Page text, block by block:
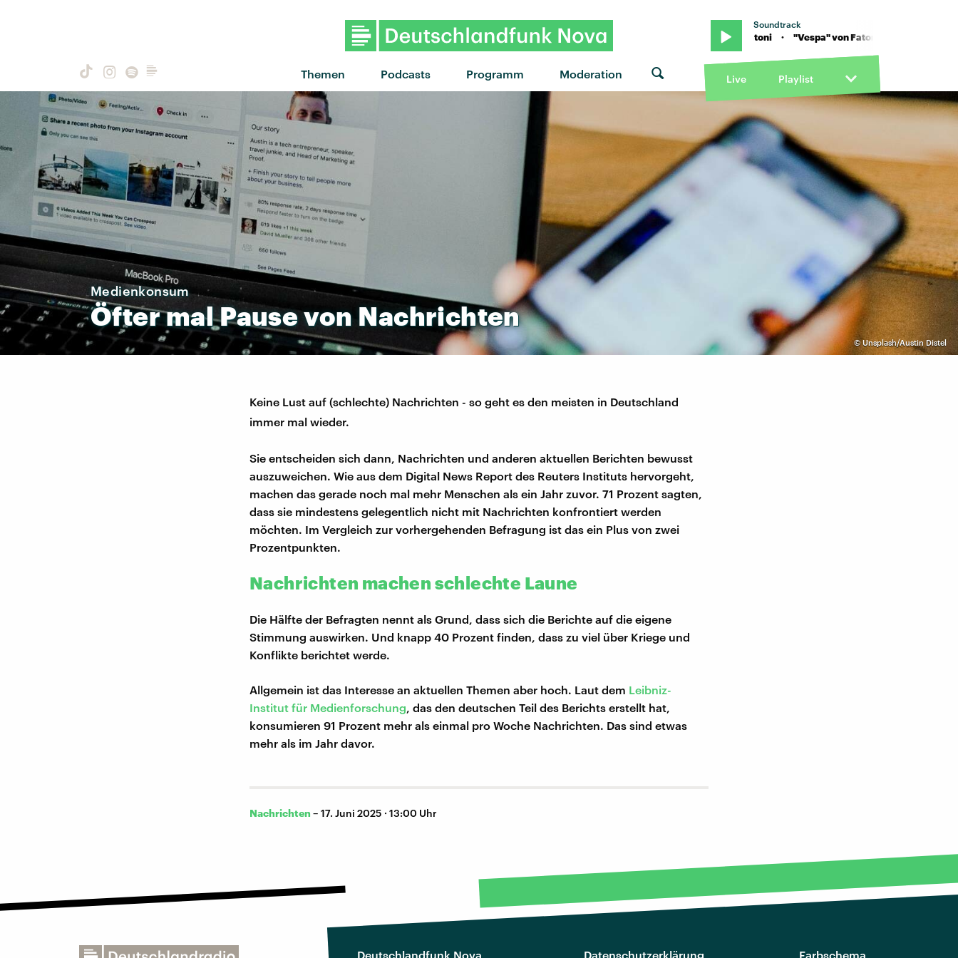
Themen Podcasts Programm Moderation
Soundtrack
"Vespa" von Fatoni · "Vespa" von Fatoni · "Vespa" von Fatoni
Live Playlist
©Unsplash/Austin Distel
Medienkonsum
ÖftermalPausevon Nachrichten
Keine Lust auf (schlechte) Nachrichten - so geht es den meisten in Deutschland
immer mal wieder.
Sie entscheiden sich dann, Nachrichten und anderen aktuellen Berichten bewusst
auszuweichen. Wie aus dem Digital News Report des Reuters Instituts hervorgeht,
machen das gerade noch mal mehr Menschen als ein Jahr zuvor. 71 Prozent sagten,
dass sie mindestens gelegentlich nicht mit Nachrichten konfrontiert werden
möchten. Im Vergleich zur vorhergehenden Befragung ist das ein Plus von zwei
Prozentpunkten.
Nachrichten machen schlechte Laune
Die Hälfte der Befragten nennt als Grund, dass sich die Berichte auf die eigene
Stimmung auswirken. Und knapp 40 Prozent finden, dass zu viel über Kriege und
Konflikte berichtet werde.
Allgemein ist das Interesse an aktuellen Themen aber hoch. Laut dem Leibniz-
Institut für Medienforschung, das den deutschen Teil des Berichts erstellt hat,
konsumieren 91 Prozent mehr als einmal pro Woche Nachrichten. Das sind etwas
mehr als im Jahr davor.
Nachrichten – 17. Juni 2025 · 13:00 Uhr
Deutschlandfunk Nova Datenschutzerklärung Farbschema